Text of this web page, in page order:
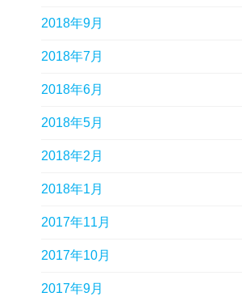
2018年9月
2018年7月
2018年6月
2018年5月
2018年2月
2018年1月
2017年11月
2017年10月
2017年9月